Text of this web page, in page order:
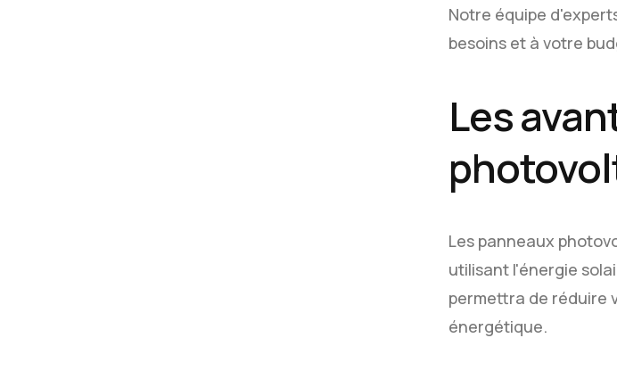
Notre équipe
besoins et à votre
Les
Les panneaux
utilisant l'énergie
permettra de réduire
énergétique.